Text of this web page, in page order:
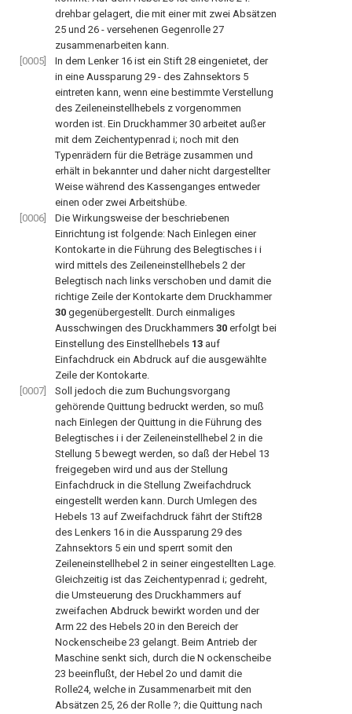
drehbar gelagert, die mit einer mit zwei Absätzen
25 und 26 - versehenen Gegenrolle 27
zusammenarbeiten kann.
[0005]
In dem Lenker 16 ist ein Stift 28 eingenietet, der
in eine Aussparung 29 - des Zahnsektors 5
eintreten kann, wenn eine bestimmte Verstellung
des Zeileneinstellhebels z vorgenommen
worden ist. Ein Druckhammer 30 arbeitet außer
mit dem Zeichentypenrad i; noch mit den
Typenrädern für die Beträge zusammen und
erhält in bekannter und daher nicht dargestellter
Weise während des Kassenganges entweder
einen oder zwei Arbeitshübe.
[0006]
Die Wirkungsweise der beschriebenen
Einrichtung ist folgende: Nach Einlegen einer
Kontokarte in die Führung des Belegtisches i i
wird mittels des Zeileneinstellhebels 2 der
Belegtisch nach links verschoben und damit die
richtige Zeile der Kontokarte dem Druckhammer
30 gegenübergestellt. Durch einmaliges
Ausschwingen des Druckhammers 30 erfolgt bei
Einstellung des Einstellhebels 13 auf
Einfachdruck ein Abdruck auf die ausgewählte
Zeile der Kontokarte.
[0007]
Soll jedoch die zum Buchungsvorgang
gehörende Quittung bedruckt werden, so muß
nach Einlegen der Quittung in die Führung des
Belegtisches i i der Zeileneinstellhebel 2 in die
Stellung 5 bewegt werden, so daß der Hebel 13
freigegeben wird und aus der Stellung
Einfachdruck in die Stellung Zweifachdruck
eingestellt werden kann. Durch Umlegen des
Hebels 13 auf Zweifachdruck fährt der Stift28
des Lenkers 16 in die Aussparung 29 des
Zahnsektors 5 ein und sperrt somit den
Zeileneinstellhebel 2 in seiner eingestellten Lage.
Gleichzeitig ist das Zeichentypenrad i; gedreht,
die Umsteuerung des Druckhammers auf
zweifachen Abdruck bewirkt worden und der
Arm 22 des Hebels 20 in den Bereich der
Nockenscheibe 23 gelangt. Beim Antrieb der
Maschine senkt sich, durch die N ockenscheibe
23 beeinflußt, der Hebel 2o und damit die
Rolle24, welche in Zusammenarbeit mit den
Absätzen 25, 26 der Rolle ?; die Quittung nach